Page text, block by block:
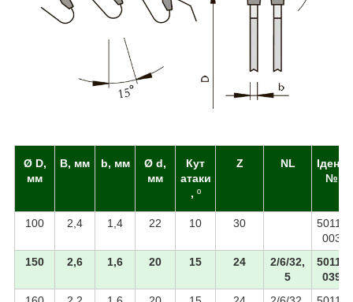
Ø D,
мм
B, мм b, мм
Ø d,
мм
Кут
атаки
, º
Z NL
Ідент.
№
100 2,4 1,4 22 10 30
50110
003
150
2,6 1,6 20 15 24
2/6/32,
5
50110
039